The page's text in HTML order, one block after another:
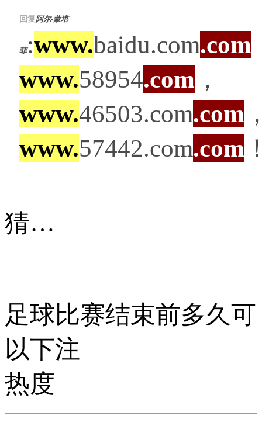
回复阿尔-蒙塔
菲:www.baidu.com.com
www.58954.com ，
www.46503.com.com
www.57442.com.com
猜你喜欢
足球比赛结束前多久可
以下注
热度